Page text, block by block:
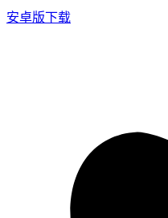
安卓版下载